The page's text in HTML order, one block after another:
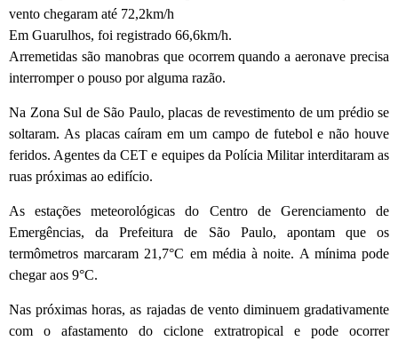
vento chegaram até 72,2km/h
Em Guarulhos, foi registrado 66,6km/h.
Arremetidas são manobras que ocorrem quando a aeronave precisa
interromper o pouso por alguma razão.
Na Zona Sul de São Paulo, placas de revestimento de um prédio se
soltaram. As placas caíram em um campo de futebol e não houve
feridos. Agentes da CET e equipes da Polícia Militar interditaram as
ruas próximas ao edifício.
As estações meteorológicas do Centro de Gerenciamento de
Emergências, da Prefeitura de São Paulo, apontam que os
termômetros marcaram 21,7°C em média à noite. A mínima pode
chegar aos 9°C.
Nas próximas horas, as rajadas de vento diminuem gradativamente
com o afastamento do ciclone extratropical e pode ocorrer